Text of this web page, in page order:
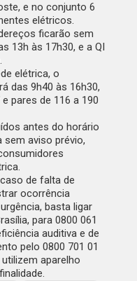
e no conjunto 6
elétricos.
ficarão sem
13h às 17h30, e a QI
elétrica, o
das 9h40 às 16h30,
pares de 116 a 190
antes do horário
sem aviso prévio,
de falta de
ocorrência
basta ligar
para 0800 061
auditiva e de
pelo 0800 701 01
aparelho